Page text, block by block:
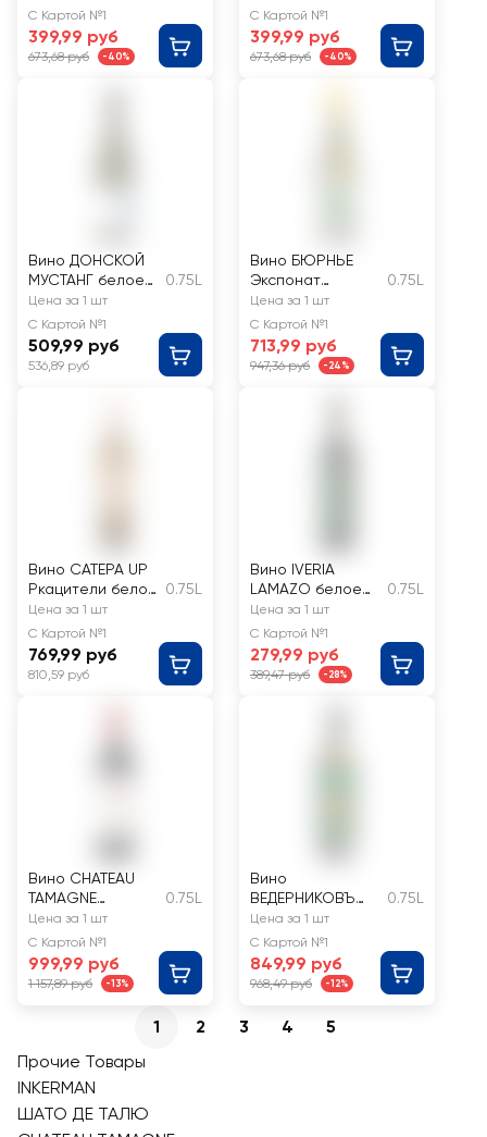
С Картой №1
399,99 руб
673,68 руб -40%
С Картой №1
399,99 руб
673,68 руб -40%
Вино ДОНСКОЙ
МУСТАНГ белое
сухое
0.75L
Цена за 1 шт
С Картой №1
509,99 руб
536,89 руб
Вино БЮРНЬЕ
Экспонат
Российское
Кубань белое
сухое
0.75L
Цена за 1 шт
С Картой №1
713,99 руб
947,36 руб -24%
Вино САТЕРА UP
Ркацители белое
сухое
0.75L
Цена за 1 шт
С Картой №1
769,99 руб
810,59 руб
Вино IVERIA
LAMAZO белое
сухое
0.75L
Цена за 1 шт
С Картой №1
279,99 руб
389,47 руб -28%
Вино CHATEAU
TAMAGNE
Российское
Синьятюр
Каберне
выдержанное
красное сухое
0.75L
Цена за 1 шт
С Картой №1
999,99 руб
1 157,89 руб -13%
Вино
ВЕДЕРНИКОВЪ
Винодельня
Ассамбляж
Долина Дона
белое сухое
0.75L
Цена за 1 шт
С Картой №1
849,99 руб
968,49 руб -12%
1 2 3 4
5
Прочие Товары
INKERMAN
ШАТО ДЕ ТАЛЮ